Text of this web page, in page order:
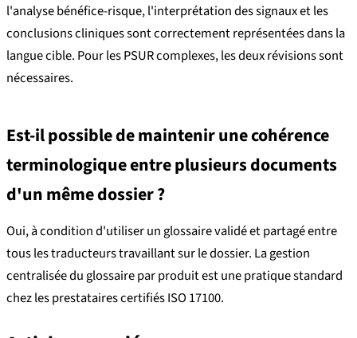
l'analyse bénéfice-risque, l'interprétation des signaux et les
conclusions cliniques sont correctement représentées dans la
langue cible. Pour les PSUR complexes, les deux révisions sont
nécessaires.
Est-il possible de maintenir une cohérence
terminologique entre plusieurs documents
d'un même dossier ?
Oui, à condition d'utiliser un glossaire validé et partagé entre
tous les traducteurs travaillant sur le dossier. La gestion
centralisée du glossaire par produit est une pratique standard
chez les prestataires certifiés ISO 17100.